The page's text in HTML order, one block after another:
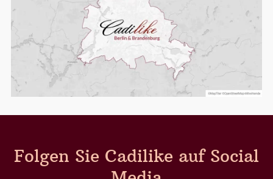
Folgen Sie Cadilike auf Social